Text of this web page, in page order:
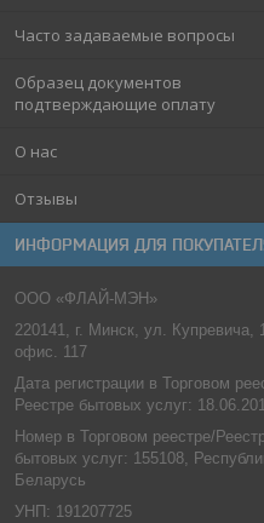
Часто задаваемые вопросы
Образец документов
подтверждающие оплату
О нас
Отзывы
ИНФОРМАЦИЯ ДЛЯ
ООО «ФЛАЙ-МЭН»
220141, г. Минск, ул. Купревича,
офис. 117
Дата регистрации в Торговом
Реестре бытовых услуг:
Номер в Торговом реестре/
бытовых услуг: 155108,
Беларусь
УНП: 191207725